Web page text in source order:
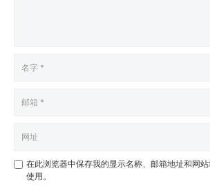
在此浏览器中保存我的显示名称、邮箱地址和网
使用。